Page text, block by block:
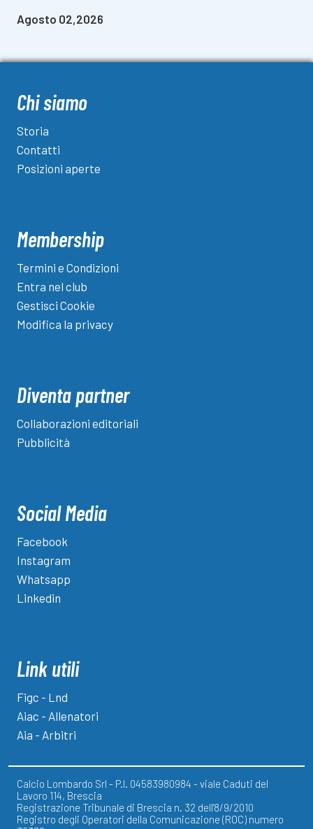
Agosto 02,2026
Chi siamo
Storia
Contatti
Posizioni aperte
Membership
Termini e Condizioni
Entra nel club
Gestisci Cookie
Modifica la privacy
Diventa partner
Collaborazioni editoriali
Pubblicità
Social Media
Facebook
Instagram
Whatsapp
Linkedin
Link utili
Figc - Lnd
Aiac - Allenatori
Aia - Arbitri
Calcio Lombardo Srl - P.I. 04583980984 - viale Caduti del
Lavoro 114, Brescia
Registrazione Tribunale di Brescia n. 32 dell'8/9/2010
Registro degli Operatori della Comunicazione (ROC) numero